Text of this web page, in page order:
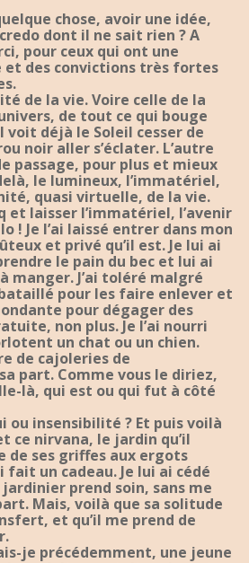
chose, avoir une idée,
dont il ne sait rien ? A
pour ceux qui ont une
et des convictions très fortes
de la vie. Voire celle de la
de tout ce qui bouge
voit déjà le Soleil cesser de
noir aller s’éclater. L’autre
passage, pour plus et mieux
le lumineux, l’immatériel,
quasi virtuelle, de la vie.
et laisser l’immatériel, l’avenir
! Je l’ai laissé entrer dans mon
et privé qu’il est. Je lui ai
le pain du bec et lui ai
manger. J’ai toléré malgré
pour les faire enlever et
pour dégager des
non plus. Je l’ai nourri
un chat ou un chien.
de cajoleries de
part. Comme vous le diriez,
là, qui est ou qui fut à côté
ou insensibilité ? Et puis voilà
ce nirvana, le jardin qu’il
de ses griffes aux ergots
un cadeau. Je lui ai cédé
prend soin, sans me
Mais, voilà que sa solitude
et qu’il me prend de
je précédemment, une jeune